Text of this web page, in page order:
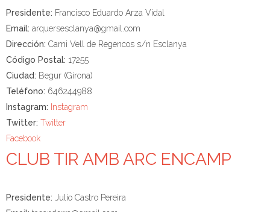
Presidente: Francisco Eduardo Arza Vidal
Email: arquersesclanya@gmail.com
Dirección: Cami Vell de Regencos s/n Esclanya
Código Postal: 17255
Ciudad: Begur (Girona)
Teléfono: 646244988
Instagram: Instagram
Twitter: Twitter
Facebook
CLUB TIR AMB ARC ENCAMP
Presidente: Julio Castro Pereira